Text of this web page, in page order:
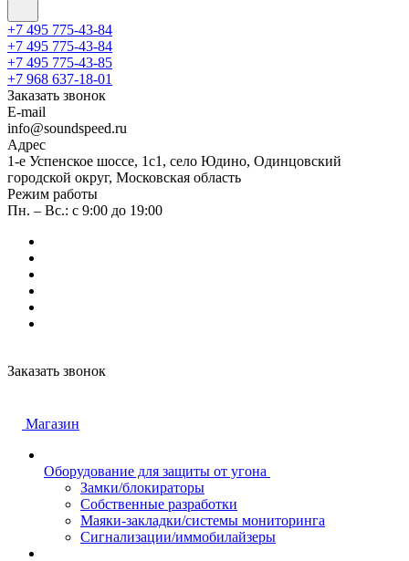
+7 495 775-43-84
+7 495 775-43-84
+7 495 775-43-85
+7 968 637-18-01
Заказать звонок
E-mail
info@soundspeed.ru
Адрес
1-е Успенское шоссе, 1с1, село Юдино, Одинцовский
городской округ, Московская область
Режим работы
Пн. – Вс.: с 9:00 до 19:00
Заказать звонок
Магазин
Оборудование для защиты от угона
Замки/блокираторы
Собственные разработки
Маяки-закладки/системы мониторинга
Сигнализации/иммобилайзеры